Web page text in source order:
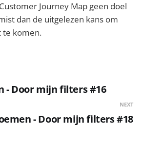
Journey Map geen doel
dan de uitgelezen kans om
te komen.
- Door mijn filters #16
NEXT
- Door mijn filters #18